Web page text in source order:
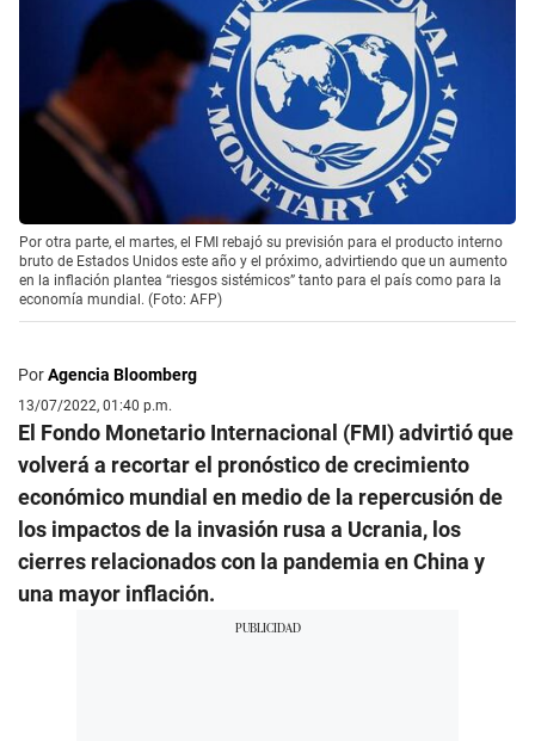
Por otra parte, el martes, el FMI rebajó su previsión para el producto interno
bruto de Estados Unidos este año y el próximo, advirtiendo que un aumento
en la inflación plantea “riesgos sistémicos” tanto para el país como para la
economía mundial. (Foto: AFP)
PorAgencia Bloomberg
13/07/2022, 01:40 p.m.
El Fondo Monetario Internacional (FMI) advirtió que
volverá a recortar el pronóstico de crecimiento
económico mundial en medio de la repercusión de
los impactos de la invasión rusa a Ucrania, los
cierres relacionados con la pandemia en China y
una mayor inflación.